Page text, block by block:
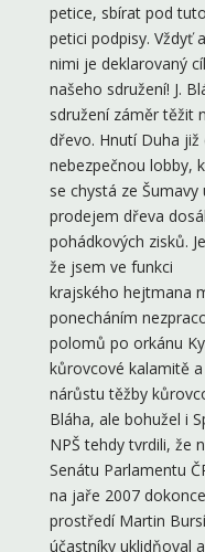
petice, sbírat pod tuto
petici podpisy. Vždyť
nimi je deklarovaný cíl
našeho sdružení! J.
sdružení záměr těžit
dřevo. Hnutí Duha
nebezpečnou lobby,
se chystá ze
prodejem dřeva
pohádkových zisků.
že jsem ve funkci
krajského hejtmana
ponecháním
polomů po orkánu
kůrovcové kalamitě
nárůstu těžby
Bláha, ale bohužel i
NPŠ tehdy tvrdili, že
Senátu Parlamentu
na jaře 2007
prostředí Martin
účastníky uklidňoval